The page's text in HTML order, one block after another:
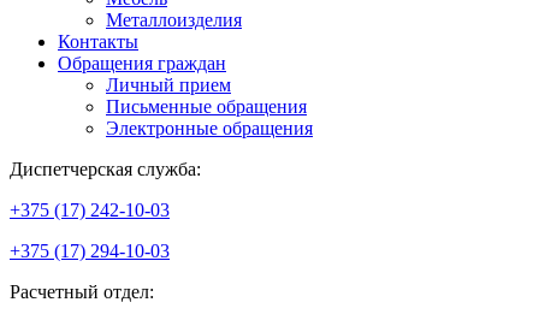
Металлоизделия
Контакты
Обращения граждан
Личный прием
Письменные обращения
Электронные обращения
Диспетчерская служба:
+375 (17) 242-10-03
+375 (17) 294-10-03
Расчетный отдел: